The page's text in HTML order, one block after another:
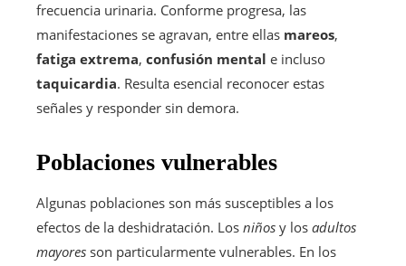
frecuencia urinaria. Conforme progresa, las
manifestaciones se agravan, entre ellas mareos,
fatiga extrema, confusión mental e incluso
taquicardia. Resulta esencial reconocer estas
señales y responder sin demora.
Poblaciones vulnerables
Algunas poblaciones son más susceptibles a los
efectos de la deshidratación. Los niños y los adultos
mayores son particularmente vulnerables. En los